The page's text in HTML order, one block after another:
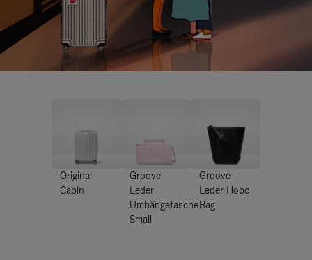
Original
Cabin
Groove -
Leder
Umhängetasche
Small
Groove -
Leder Hobo
Bag